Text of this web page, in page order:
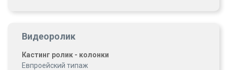
Видеоролик
Кастинг ролик - колонки
Евпроейский типаж